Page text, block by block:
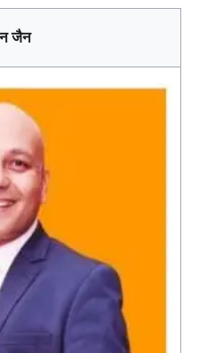
जैन